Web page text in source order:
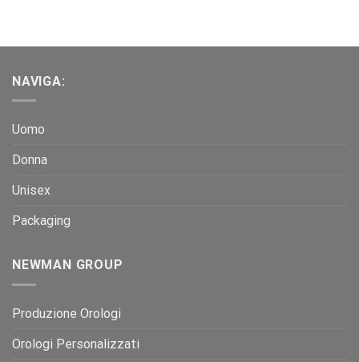
NAVIGA:
Uomo
Donna
Unisex
Packaging
NEWMAN GROUP
Produzione Orologi
Orologi Personalizzati